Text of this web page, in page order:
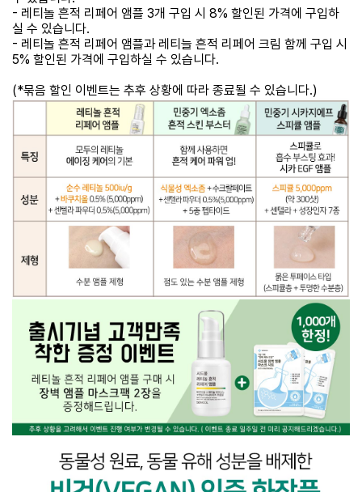
- 레티놀 흔적 리페어 앰플 3개 구입 시 8% 할인된 가격에 구입하
실 수 있습니다.
- 레티놀 흔적 리페어 앰플과 레티늘 흔적 리페어 크림 함께 구입 시
5% 할인된 가격에 구입하실 수 있습니다.
(*묶음 할인 이벤트는 추후 상황에 따라 종료될 수 있습니다.)